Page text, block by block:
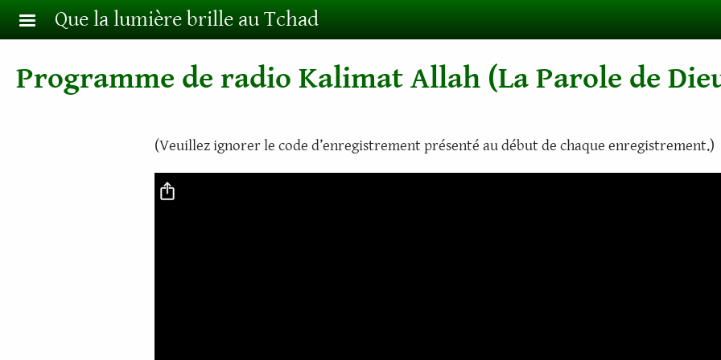
Aller au contenu principal
Que la lumière brille au Tchad
Programme de radio Kalimat Allah (La Parole de
(Veuillez ignorer le code d’enregistrement présenté au début de chaque enregistrement.)